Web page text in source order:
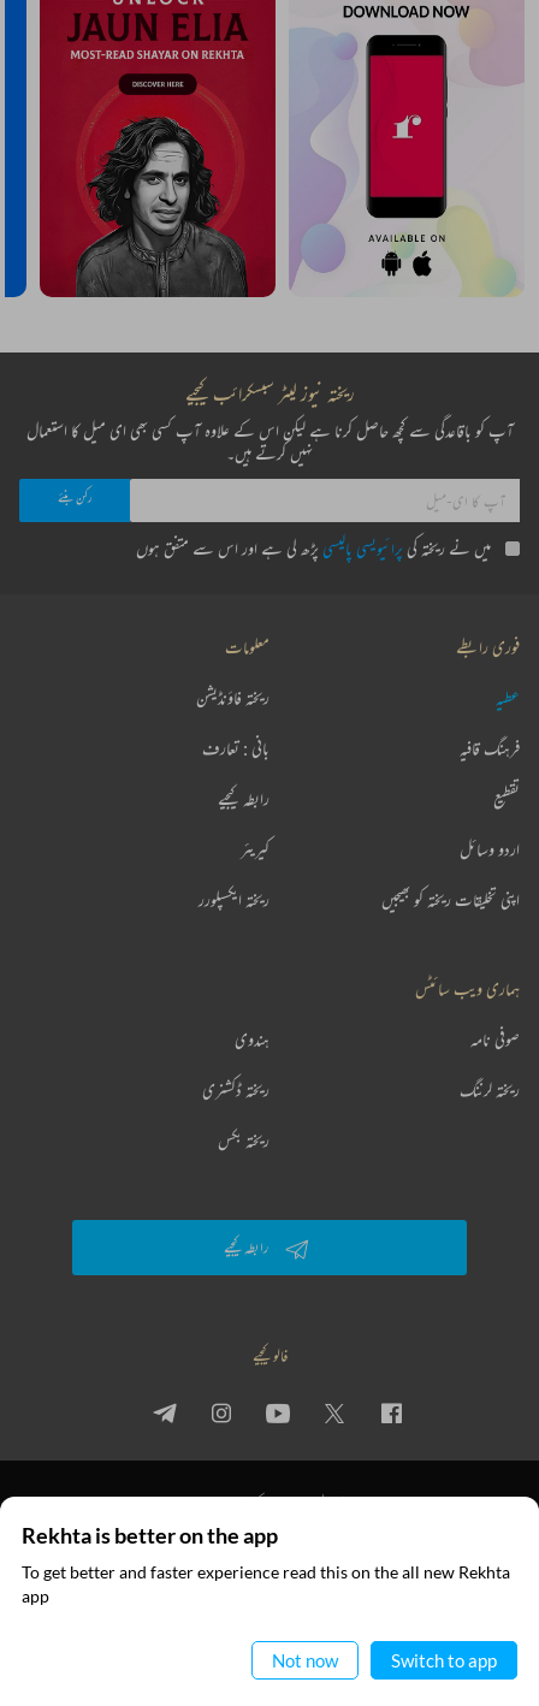
ریختہ نیوز لیٹر سبسکرائب کیجیے
آپ کو باقاعدگی سے کچھ حاصل کرنا ہے لیکن اس کے علاوہ آپ کسی بھی ای میل کا استعمال
نہیں کرتے ہیں۔
میں نے ریختہ کی پرائیویسی پالیسی پڑھ لی ہے اور اس سے متفق ہوں
فوری رابطے
عطیہ
فرہنگ قافیہ
تقطیع
اردو وسائل
اپنی تخلیقات ریختہ کو بھیجیں
معلومات
ریختہ فاؤنڈیشن
بانی : تعارف
رابطہ کیجیے
کیریئر
ریختہ ایکسپلورر
ہماری ویب سائٹس
ہندوی صوفی نامہ
ریختہ ڈکشنری ریختہ لرننگ
ریختہ بکس
رابطہ کیجیے
فالو کیجیے
© 2026 Rekhta™ Foundation. All rights reserved.
Rekhta is better on the app
To get better and faster experience read this on the all new Rekhta
app
Not now Switch to app